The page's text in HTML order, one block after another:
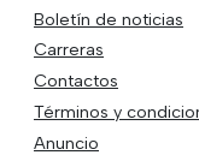
Boletín de noticias
Carreras
Contactos
Términos y
Anuncio